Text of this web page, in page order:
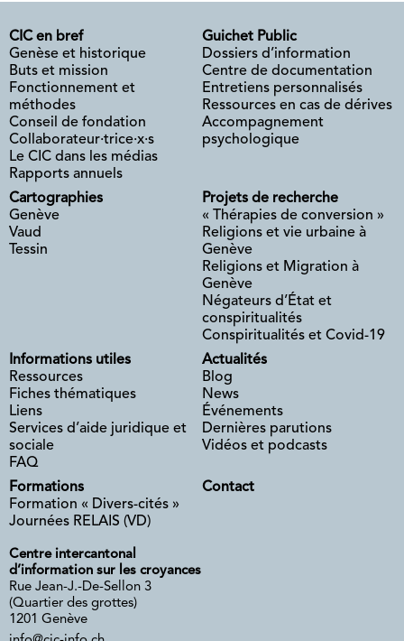
CIC en bref
Genèse et historique
Buts et mission
Fonctionnement et
méthodes
Conseil de fondation
Collaborateur·trice·x·s
Le CIC dans les médias
Rapports annuels
Guichet Public
Dossiers d’information
Centre de documentation
Entretiens personnalisés
Ressources en cas de dérives
Accompagnement
psychologique
Cartographies
Genève
Vaud
Tessin
Projets de recherche
« Thérapies de conversion »
Religions et vie urbaine à
Genève
Religions et Migration à
Genève
Négateurs d’État et
conspiritualités
Conspiritualités et Covid-19
Informations utiles
Ressources
Fiches thématiques
Liens
Services d’aide juridique et
sociale
FAQ
Actualités
Blog
News
Événements
Dernières parutions
Vidéos et podcasts
Formations
Formation « Divers-cités »
Journées RELAIS (VD)
Contact
Centre intercantonal
d’information sur les croyances
Rue Jean-J.-De-Sellon 3
(Quartier des grottes)
1201 Genève